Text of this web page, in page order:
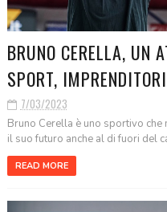
BRUNO CERELLA, UN
SPORT,
7/03/2023
Bruno Cerella è uno sportivo
il suo futuro anche al di fuori del
READ MORE